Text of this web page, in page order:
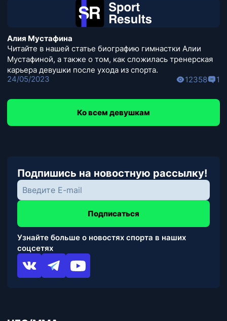
Алия Мустафина
Читайте в нашей статье биографию гимнастки Алии
Мустафиной, а также о том, как сложилась тренерская
карьера девушки после ухода из спорта.
24/05/2023
12358 1
Ко всем девушкам
Подпишись на новостную рассылку!
Подписаться
Узнайте больше о новостях спорта в наших
соцсетях